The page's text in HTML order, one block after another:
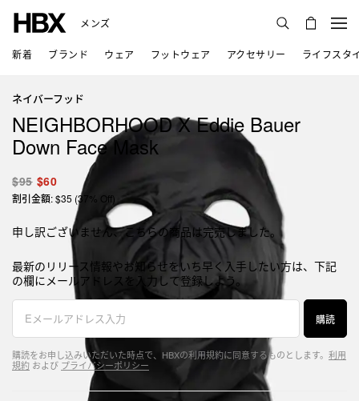
メンズ
新着 ブランド ウェア フットウェア アクセサリー ライフスタ
ネイバーフッド
NEIGHBORHOOD X Eddie Bauer
Down Face Mask
$95 $60
割引金額: $35 (37% Off)
申し訳ございません、こちらの商品は完売しました。
最新のリリース情報やお知らせをいち早く入手したい方は、下記
の欄にメールアドレスを入力して登録しよう。
購読
購読をお申し込みいただいた時点で、HBXの利用規約に同意するものとします。 利用
規約 および プライバシーポリシー